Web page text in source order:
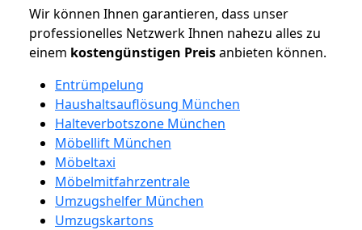
Wir können Ihnen garantieren, dass unser
professionelles Netzwerk Ihnen nahezu alles zu
einem kostengünstigen Preisanbieten können.
Entrümpelung
Haushaltsauflösung München
Halteverbotszone München
Möbellift München
Möbeltaxi
Möbelmitfahrzentrale
Umzugshelfer München
Umzugskartons